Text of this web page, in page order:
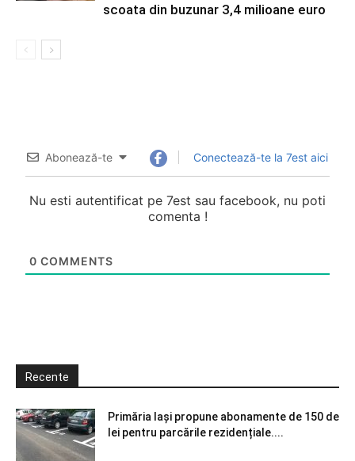
scoata din buzunar 3,4 milioane euro
Abonează-te Conectează-te la 7est aici
Nu esti autentificat pe 7est sau facebook, nu poti
comenta !
0 COMMENTS
Recente
Primăria Iași propune abonamente de 150 de
lei pentru parcările rezidențiale....